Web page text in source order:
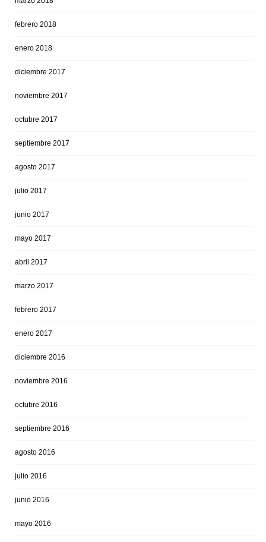
febrero 2018
enero 2018
diciembre 2017
noviembre 2017
octubre 2017
septiembre 2017
agosto 2017
julio 2017
junio 2017
mayo 2017
abril 2017
marzo 2017
febrero 2017
enero 2017
diciembre 2016
noviembre 2016
octubre 2016
septiembre 2016
agosto 2016
julio 2016
junio 2016
mayo 2016